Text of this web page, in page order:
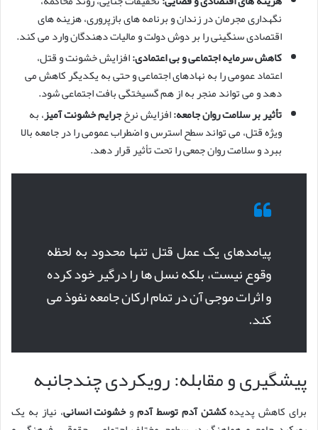
نگهداری مجرمان در زندان و برنامه های بازپروری، هزینه های
اقتصادی سنگینی را بر دوش دولت و مالیات دهندگان وارد می کند.
کاهش سرمایه اجتماعی و بی اعتمادی:افزایش خشونت و قتل،
اعتماد عمومی را به نهادهای اجتماعی و حتی به یکدیگر کاهش می
دهد و می تواند منجر به از هم گسیختگی بافت اجتماعی شود.
تأثیر بر سلامت روان جامعه:افزایش نرخجرایم خشونت آمیز، به
ویژه قتل، می تواند سطح استرس و اضطراب عمومی را در جامعه بالا
ببرد و سلامت روان جمعی را تحت تأثیر قرار دهد.
پیامدهای یک عمل قتل تنها محدود به لحظه
وقوع نیست، بلکه نسل ها را درگیر خود کرده
و اثرات موجی آن در تمام ارکان جامعه نفوذ می
کند.
پیشگیری و مقابله: رویکردی چندجانبه
برای کاهش پدیدهکشتن آدم توسط آدموخشونت انسانی، نیاز به یک